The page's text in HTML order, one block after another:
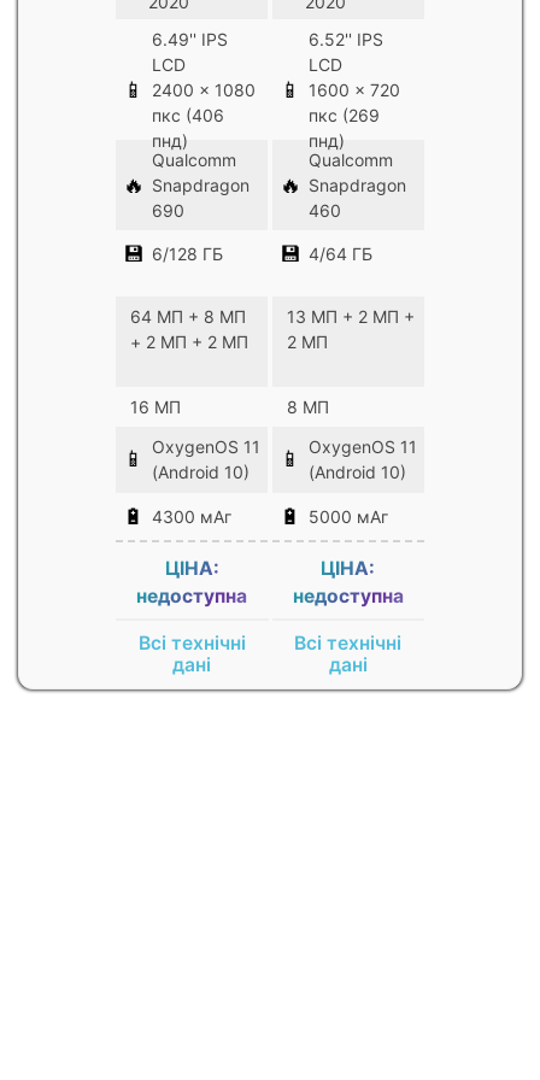
📱
6.49'' IPS
LCD
2400 x 1080
пкс (406
пнд)
🔥
Qualcomm
Snapdragon
690
💾 6/128 ГБ
64 МП + 8 МП
+ 2 МП + 2 МП
16 МП
📱
OxygenOS 11
(Android 10)
🔋 4300 мАг
ЦІНА:
недоступна
Всі технічні
дані
📱
6.52'' IPS
LCD
1600 x 720
пкс (269
пнд)
🔥
Qualcomm
Snapdragon
460
💾 4/64 ГБ
13 МП + 2 МП +
2 МП
8 МП
📱
OxygenOS 11
(Android 10)
🔋 5000 мАг
ЦІНА:
недоступна
Всі технічні
дані